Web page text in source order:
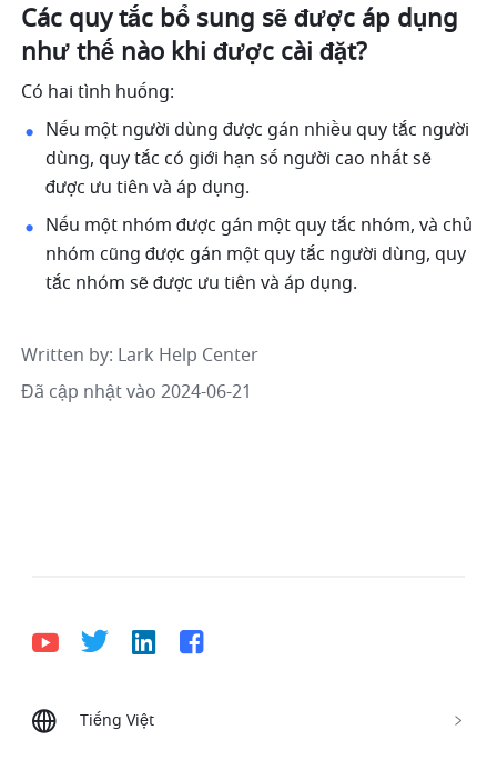
Các quy tắc bổ sung sẽ được áp dụng
như thế nào khi được cài đặt?
Có hai tình huống:
Nếu một người dùng được gán nhiều quy tắc người
dùng, quy tắc có giới hạn số người cao nhất sẽ
được ưu tiên và áp dụng.
Nếu một nhóm được gán một quy tắc nhóm, và chủ
nhóm cũng được gán một quy tắc người dùng, quy
tắc nhóm sẽ được ưu tiên và áp dụng.
Written by: Lark Help Center
Đã cập nhật vào 2024-06-21
Tiếng Việt